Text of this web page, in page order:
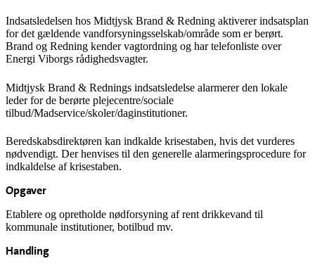
Indsatsledelsen hos Midtjysk Brand & Redning aktiverer indsatsplan
for det gældende vandforsyningsselskab/område som er berørt.
Brand og Redning kender vagtordning og har telefonliste over
Energi Viborgs rådighedsvagter.
Midtjysk Brand & Rednings indsatsledelse alarmerer den lokale
leder for de berørte plejecentre/sociale
tilbud/Madservice/skoler/daginstitutioner.
Beredskabsdirektøren kan indkalde krisestaben, hvis det vurderes
nødvendigt. Der henvises til den generelle alarmeringsprocedure for
indkaldelse af krisestaben.
Opgaver
Etablere og opretholde nødforsyning af rent drikkevand til
kommunale institutioner, botilbud mv.
Handling